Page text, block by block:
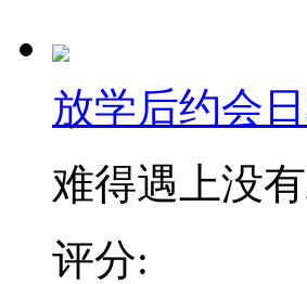
放学后约会
难得遇上没
评分: